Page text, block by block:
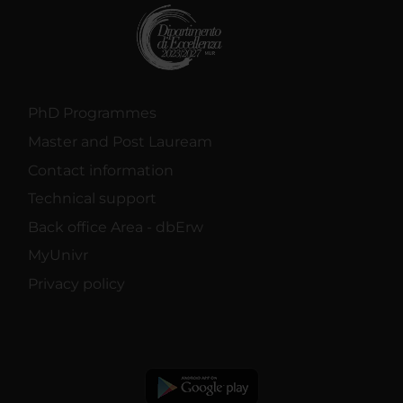
PhD Programmes
Master and Post Lauream
Contact information
Technical support
Back office Area - dbErw
MyUnivr
Privacy policy